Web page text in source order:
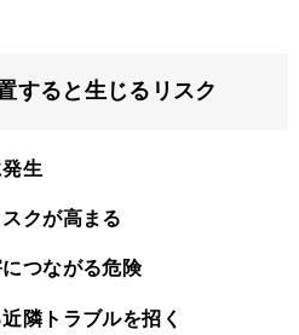
すると生じるリスク
生
クが高まる
つながる危険
隣トラブルを招く